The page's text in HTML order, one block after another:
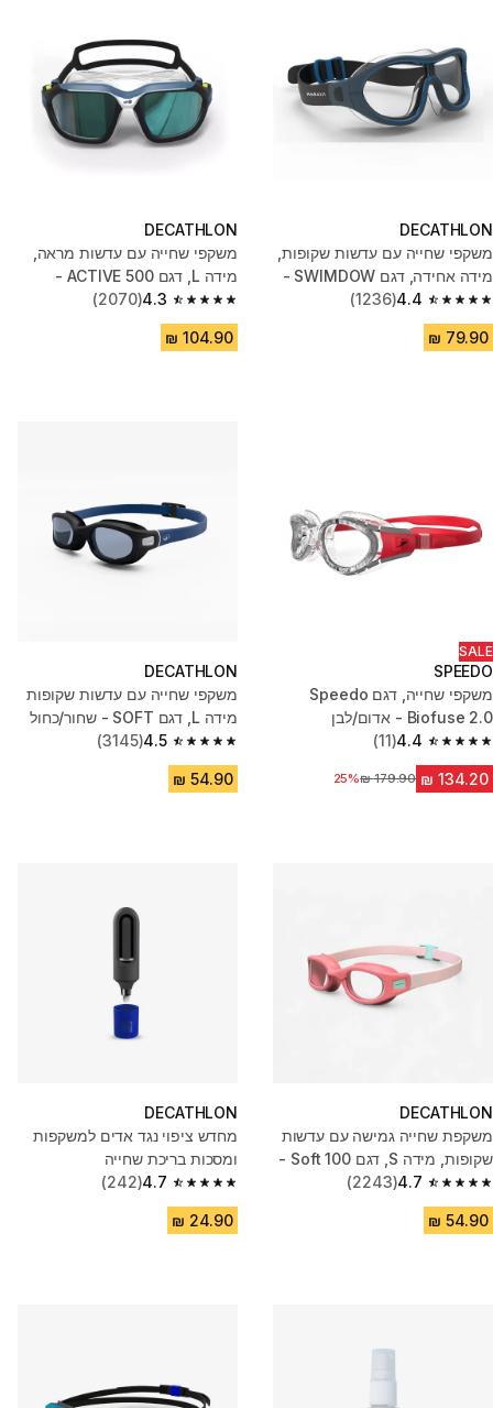
DECATHLON
משקפי שחייה עם עדשות שקופות,
מידה אחידה, דגם SWIMDOW -
ירוק/שחור 4.4
4.4 out of 5 stars from 1236 reviews
(1236)
DECATHLON
משקפי שחייה עם עדשות מראה,
מידה L, דגם ACTIVE 500 -
שחור/כחול 4.3
4.3 out of 5 stars from 2070 reviews
(2070)
SALE
SPEEDO
משקפי שחייה, דגם Speedo
Biofuse 2.0 - אדום/לבן
4.4
4.4 out of 5 stars from 11 reviews
(11)
מחיר לפני הנחה
25%
DECATHLON
משקפי שחייה עם עדשות שקופות
מידה L, דגם SOFT - שחור/כחול
4.5
4.5 out of 5 stars from 3145 reviews
(3145)
DECATHLON
משקפת שחייה גמישה עם עדשות
שקופות, מידה S, דגם Soft 100 -
ורוד/תכלת 4.7
4.7 out of 5 stars from 2243 reviews
(2243)
DECATHLON
מחדש ציפוי נגד אדים למשקפות
ומסכות בריכת שחייה
4.7
4.7 out of 5 stars from 242 reviews
(242)